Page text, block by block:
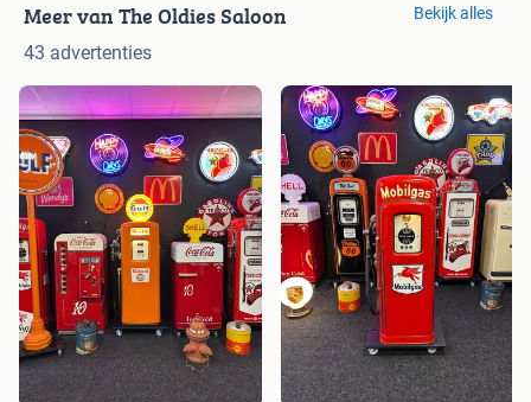
Meer van The Oldies Saloon
43 advertenties
Bekijk alles